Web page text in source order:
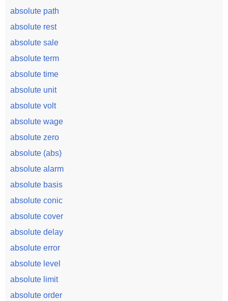
absolute path
absolute rest
absolute sale
absolute term
absolute time
absolute unit
absolute volt
absolute wage
absolute zero
absolute (abs)
absolute alarm
absolute basis
absolute conic
absolute cover
absolute delay
absolute error
absolute level
absolute limit
absolute order